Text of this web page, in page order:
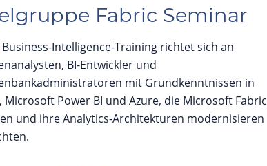
Fabric Seminar
Business-Intelligence-Training richtet sich an
BI-Entwickler und
mit Grundkenntnissen in
Microsoft Power BI und Azure, die Microsoft Fabric
und ihre Analytics-Architekturen modernisieren